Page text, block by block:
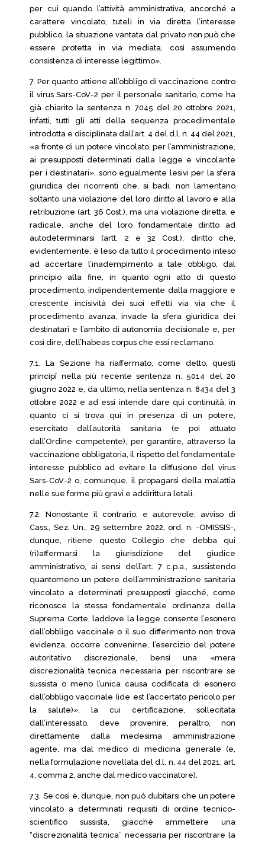
per cui quando l’attività amministrativa, ancorché a
carattere vincolato, tuteli in via diretta l’interesse
pubblico, la situazione vantata dal privato non può che
essere protetta in via mediata, così assumendo
consistenza di interesse legittimo».
7. Per quanto attiene all’obbligo di vaccinazione contro
il virus Sars-CoV-2 per il personale sanitario, come ha
già chiarito la sentenza n. 7045 del 20 ottobre 2021,
infatti, tutti gli atti della sequenza procedimentale
introdotta e disciplinata dall’art. 4 del d.l. n. 44 del 2021,
«a fronte di un potere vincolato, per l’amministrazione,
ai presupposti determinati dalla legge e vincolante
per i destinatari», sono egualmente lesivi per la sfera
giuridica dei ricorrenti che, si badi, non lamentano
soltanto una violazione del loro diritto al lavoro e alla
retribuzione (art. 36 Cost.), ma una violazione diretta, e
radicale, anche del loro fondamentale diritto ad
autodeterminarsi (artt. 2 e 32 Cost.), diritto che,
evidentemente, è leso da tutto il procedimento inteso
ad accertare l’inadempimento a tale obbligo, dal
principio alla fine, in quanto ogni atto di questo
procedimento, indipendentemente dalla maggiore e
crescente incisività dei suoi effetti via via che il
procedimento avanza, invade la sfera giuridica dei
destinatari e l’ambito di autonomia decisionale e, per
così dire, dell’habeas corpus che essi reclamano.
7.1. La Sezione ha riaffermato, come detto, questi
principî nella più recente sentenza n. 5014 del 20
giugno 2022 e, da ultimo, nella sentenza n. 8434 del 3
ottobre 2022 e ad essi intende dare qui continuità, in
quanto ci si trova qui in presenza di un potere,
esercitato dall’autorità sanitaria (e poi attuato
dall’Ordine competente), per garantire, attraverso la
vaccinazione obbligatoria, il rispetto del fondamentale
interesse pubblico ad evitare la diffusione del virus
Sars-CoV-2 o, comunque, il propagarsi della malattia
nelle sue forme più gravi e addirittura letali.
7.2. Nonostante il contrario, e autorevole, avviso di
Cass., Sez. Un., 29 settembre 2022, ord. n. -OMISSIS-,
dunque, ritiene questo Collegio che debba qui
(ri)affermarsi la giurisdizione del giudice
amministrativo, ai sensi dell’art. 7 c.p.a., sussistendo
quantomeno un potere dell’amministrazione sanitaria
vincolato a determinati presupposti giacché, come
riconosce la stessa fondamentale ordinanza della
Suprema Corte, laddove la legge consente l’esonero
dall’obbligo vaccinale o il suo differimento non trova
evidenza, occorre convenirne, l’esercizio del potere
autoritativo discrezionale, bensì una «mera
discrezionalità tecnica necessaria per riscontrare se
sussista o meno l’unica causa codificata di esonero
dall’obbligo vaccinale (ide est l’accertato pericolo per
la salute)», la cui certificazione, sollecitata
dall’interessato, deve provenire, peraltro, non
direttamente dalla medesima amministrazione
agente, ma dal medico di medicina generale (e,
nella formulazione novellata del d.l. n. 44 del 2021, art.
4, comma 2, anche dal medico vaccinatore).
7.3. Se così è, dunque, non può dubitarsi che un potere
vincolato a determinati requisiti di ordine tecnico-
scientifico sussista, giacché ammettere una
“discrezionalità tecnica” necessaria per riscontrare la